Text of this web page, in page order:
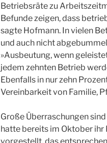
Betriebsräte zu
Befunde zeigen, dass
sagte Hofmann. In vielen
und auch nicht
»Ausbeutung, wenn
jedem zehnten Betrieb
Ebenfalls in nur zehn
Vereinbarkeit von Familie,
Große Überraschungen
hatte bereits im Oktober